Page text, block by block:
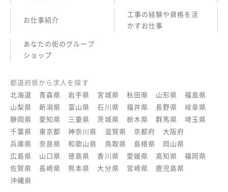
お仕事紹介
工事の経験や資格を活
かすお仕事
あなたの街のグループ
ショップ
都道府県から求人を探す
北海道
青森県 岩手県 宮城県 秋田県 山形県
福島県
山梨県
新潟県 富山県 石川県 福井県 長野県
岐阜県
静岡県
愛知県 三重県 茨城県 栃木県 群馬県
埼玉県
千葉県
東京都 神奈川県 滋賀県 京都府
大阪府
兵庫県
奈良県 和歌山県 鳥取県 島根県
岡山県
広島県
山口県 徳島県 香川県 愛媛県 高知県
福岡県
佐賀県
長崎県 熊本県 大分県 宮崎県
鹿児島県
沖縄県